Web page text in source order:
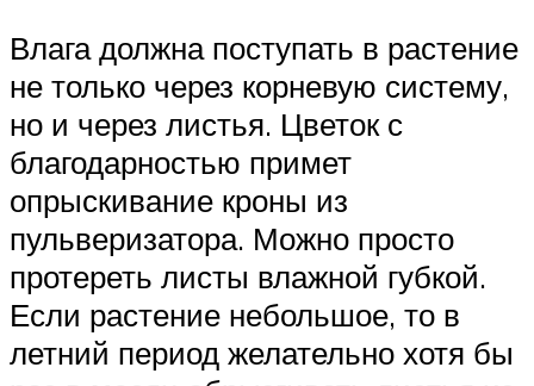
Влага должна поступать в растение
не только через корневую систему,
но и через листья. Цветок с
благодарностью примет
опрыскивание кроны из
пульверизатора. Можно просто
протереть листы влажной губкой.
Если растение небольшое, то в
летний период желательно хотя бы